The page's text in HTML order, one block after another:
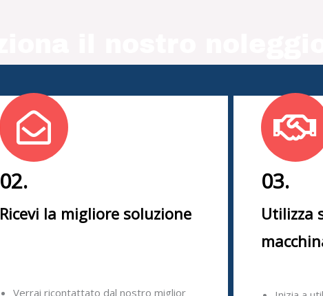
02.
Ricevi la migliore soluzione
Verrai ricontattato dal nostro miglior
03.
Utilizza